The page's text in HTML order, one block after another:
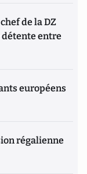
de la DZ
détente entre
européens
régalienne